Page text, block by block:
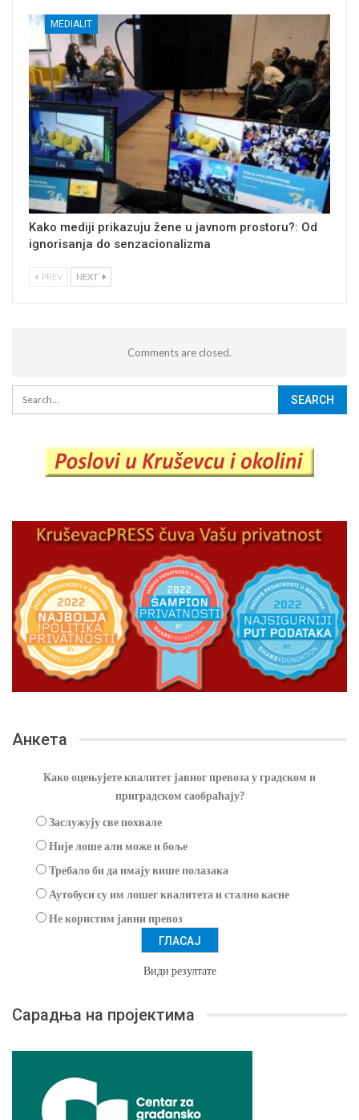
MEDIALIT
Kako mediji prikazuju žene u javnom prostoru?: Od
ignorisanja do senzacionalizma
PREV NEXT
Comments are closed.
Анкета
Како оцењујете квалитет јавног превоза у градском и
приградском саобраћају?
Заслужују све похвале
Није лоше али може и боље
Требало би да имају више полазака
Аутобуси су им лошег квалитета и стално касне
Не користим јавни превоз
Види резултате
Сарадња на пројектима